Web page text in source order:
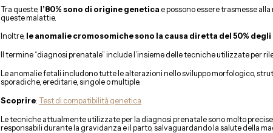
Tra queste, l’80% sono di origine genetica e possono essere trasmesse
queste malattie.
Inoltre, le anomalie cromosomiche sono la causa diretta del 50%
Il termine “diagnosi prenatale” include l’insieme delle tecniche utilizzate per
Le anomalie fetali includono tutte le alterazioni nello sviluppo morfologico,
sporadiche, ereditarie, singole o multiple.
Scoprire: Test di compatibilità genetica
Le tecniche attualmente utilizzate per la diagnosi prenatale sono molto
responsabili durante la gravidanza e il parto, salvaguardando la salute della